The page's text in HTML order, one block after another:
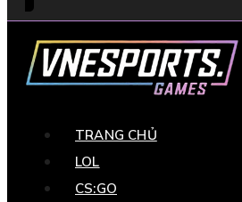
TRANG CHỦ
LOL
CS:GO